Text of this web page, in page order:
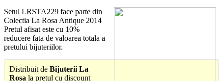
Setul LRSTA229 face parte din
Colectia La Rosa Antique 2014
Pretul afisat este cu 10%
reducere fata de valoarea totala a
pretului bijuteriilor.
Distribuit de Bijuterii La
Rosa la pretul cu discount